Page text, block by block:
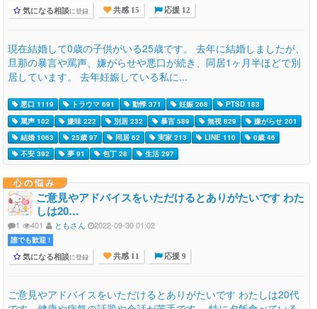
気になる相談に登録 共感 15 応援 12
現在結婚して0歳の子供がいる25歳です。 去年に結婚しましたが、
旦那の暴言や罵声、嫌がらせや悪口が続き、同居1ヶ月半ほどで別
居しています。 去年妊娠している私に...
悪口 1119 トラウマ 691 動悸 371 妊娠 268
PTSD 183
罵声 102
嫌味 222 別居 232 暴言 589 無視 829
嫌がらせ 201
結婚 1063
25歳 97 同居 62 実家 213 LINE 110
0歳 46
不安 392
夢 91 包丁 28 生活 297
心の悩み
ご意見やアドバイスをいただけるとありがたいです わた
しは20…
1 401 ともさん 2022-09-30 01:02
誰でも歓迎 !
気になる相談に登録 共感 11 応援 9
ご意見やアドバイスをいただけるとありがたいです わたしは20代